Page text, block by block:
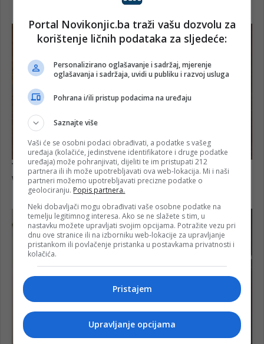
Portal Novikonjic.ba traži vašu dozvolu za
korištenje ličnih podataka za sljedeće:
Personalizirano oglašavanje i sadržaj, mjerenje
oglašavanja i sadržaja, uvidi u publiku i razvoj usluga
Pohrana i/ili pristup podacima na uređaju
Saznajte više
Vaši će se osobni podaci obrađivati, a podatke s vašeg
uređaja (kolačiće, jedinstvene identifikatore i druge podatke
uređaja) može pohranjivati, dijeliti te im pristupati 212
partnera ili ih može upotrebljavati ova web-lokacija. Mi i naši
partneri možemo upotrebljavati precizne podatke o
geolociranju. Popis partnera.
Neki dobavljači mogu obrađivati vaše osobne podatke na
temelju legitimnog interesa. Ako se ne slažete s tim, u
nastavku možete upravljati svojim opcijama. Potražite vezu pri
dnu ove stranice ili na izborniku web-lokacije za upravljanje
pristankom ili povlačenje pristanka u postavkama privatnosti i
kolačića.
Pristajem
Upravljanje opcijama